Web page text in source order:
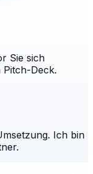
Sie sich
Pitch-Deck.
Ich bin